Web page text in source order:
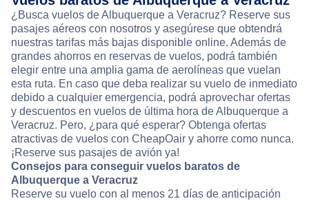
¿Busca vuelos de Albuquerque a Veracruz? Reserve sus
pasajes aéreos con nosotros y asegúrese que obtendrá
nuestras tarifas más bajas disponible online. Además de
grandes ahorros en reservas de vuelos, podrá también
elegir entre una amplia gama de aerolíneas que vuelan
esta ruta. En caso que deba realizar su vuelo de inmediato
debido a cualquier emergencia, podrá aprovechar ofertas
y descuentos en vuelos de última hora de Albuquerque a
Veracruz. Pero, ¿para qué esperar? Obtenga ofertas
atractivas de vuelos con CheapOair y ahorre como nunca.
¡Reserve sus pasajes de avión ya!
Consejos para conseguir vuelos baratos de
Albuquerque a Veracruz
Reserve su vuelo con al menos 21 días de anticipación